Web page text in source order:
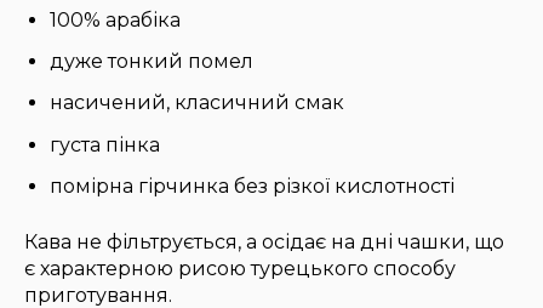
100% арабіка
дуже тонкий помел
насичений, класичний смак
густа пінка
помірна гірчинка без різкої кислотності
Кава не фільтрується, а осідає на дні чашки, що
є характерною рисою турецького способу
приготування.